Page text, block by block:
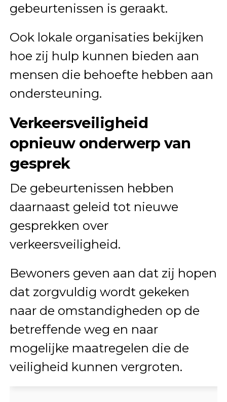
gebeurtenissen is geraakt.
Ook lokale organisaties bekijken
hoe zij hulp kunnen bieden aan
mensen die behoefte hebben aan
ondersteuning.
Verkeersveiligheid
opnieuw onderwerp van
gesprek
De gebeurtenissen hebben
daarnaast geleid tot nieuwe
gesprekken over
verkeersveiligheid.
Bewoners geven aan dat zij hopen
dat zorgvuldig wordt gekeken
naar de omstandigheden op de
betreffende weg en naar
mogelijke maatregelen die de
veiligheid kunnen vergroten.